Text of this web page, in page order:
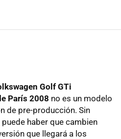
Golf GTi
París 2008 no es un modelo
de pre-producción. Sin
haber que cambien
que llegará a los